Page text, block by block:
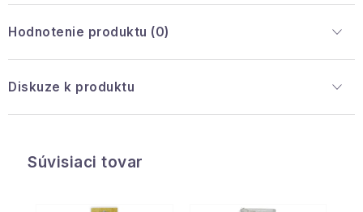
Hodnotenie produktu (0)
Diskuze k produktu
Súvisiaci tovar